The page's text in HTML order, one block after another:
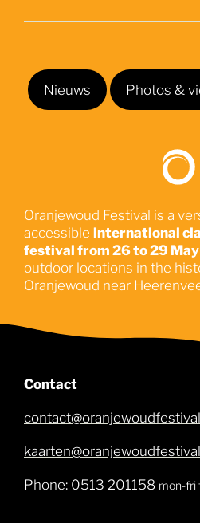
Nieuws Photos &
Oranjewoud Festival is a
accessible international
festival from 26 to 29
outdoor locations in the
Oranjewoud near
Contact
Phone: 0513 201158 mon-fri